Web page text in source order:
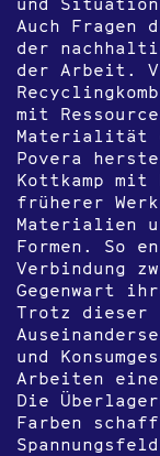
Auch Fragen
der
der Arbeit.
mit
Materialität
Povera
Kottkamp mit
früherer
Materialien
Formen. So
Verbindung
Gegenwart
Trotz dieser
und
Arbeiten
Die
Farben